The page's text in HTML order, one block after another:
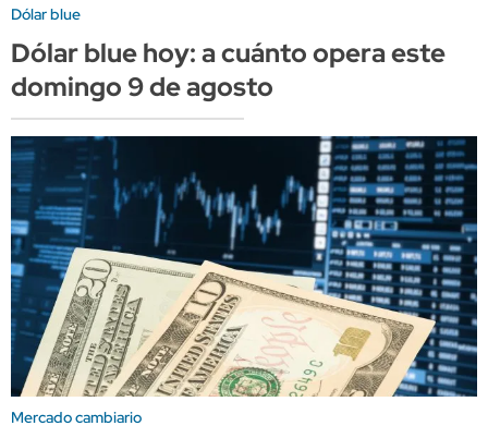
Dólar blue
Dólar blue hoy: a cuánto opera este
domingo 9 de agosto
Mercado cambiario